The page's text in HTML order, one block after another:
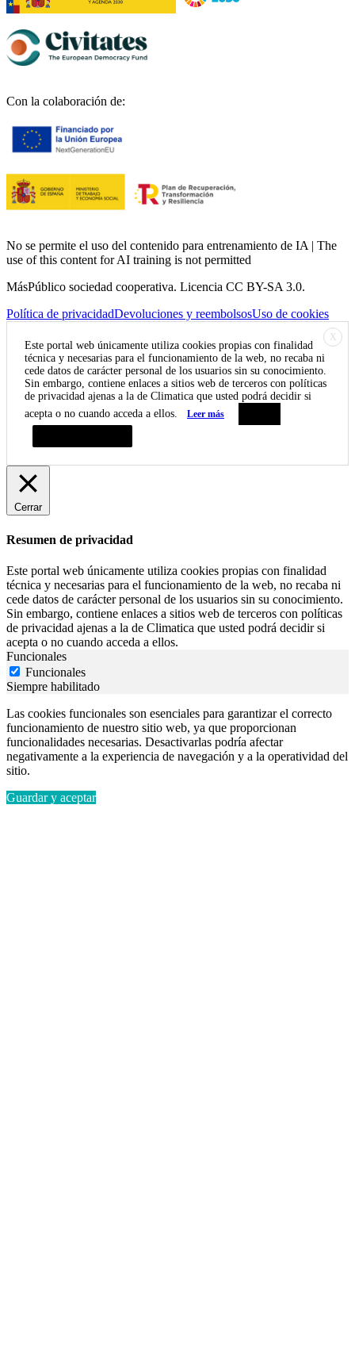
Con la colaboración de:
No se permite el uso del contenido para entrenamiento de IA | The
use of this content for AI training is not permitted
MásPúblico sociedad cooperativa. Licencia CC BY-SA 3.0.
Política de privacidadDevoluciones y reembolsosUso de cookies
X
Este portal web únicamente utiliza cookies propias con finalidad
técnica y necesarias para el funcionamiento de la web, no recaba ni
cede datos de carácter personal de los usuarios sin su conocimiento.
Sin embargo, contiene enlaces a sitios web de terceros con políticas
de privacidad ajenas a la de Climatica que usted podrá decidir si
acepta o no cuando acceda a ellos.
Leer más
Cerrar
Resumen de privacidad
Este portal web únicamente utiliza cookies propias con finalidad
técnica y necesarias para el funcionamiento de la web, no recaba ni
cede datos de carácter personal de los usuarios sin su conocimiento.
Sin embargo, contiene enlaces a sitios web de terceros con políticas
de privacidad ajenas a la de Climatica que usted podrá decidir si
acepta o no cuando acceda a ellos.
Funcionales
Funcionales
Siempre habilitado
Las cookies funcionales son esenciales para garantizar el correcto
funcionamiento de nuestro sitio web, ya que proporcionan
funcionalidades necesarias. Desactivarlas podría afectar
negativamente a la experiencia de navegación y a la operatividad del
sitio.
Guardar y aceptar